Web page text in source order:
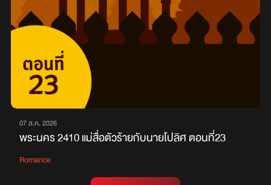
07 ส.ค. 2026
พระนคร 2410 แม่สื่อตัวร้ายกับนายโปลิศ ตอนที่23
Romance